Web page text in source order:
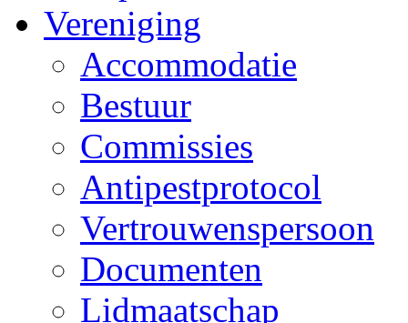
Vereniging
Accommodatie
Bestuur
Commissies
Antipestprotocol
Vertrouwenspersoon
Documenten
Lidmaatschap